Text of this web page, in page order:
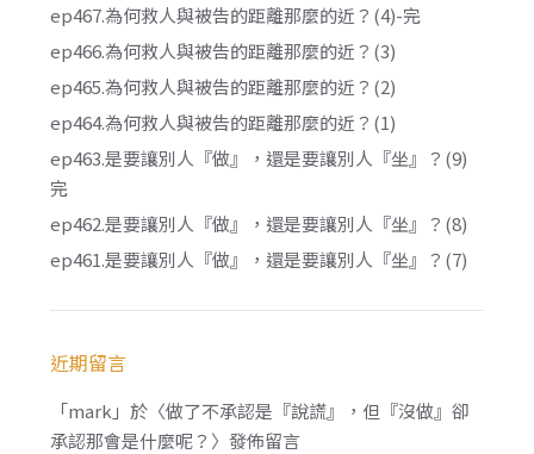
ep467.為何救人與被告的距離那麼的近？(4)-完
ep466.為何救人與被告的距離那麼的近？(3)
ep465.為何救人與被告的距離那麼的近？(2)
ep464.為何救人與被告的距離那麼的近？(1)
ep463.是要讓別人『做』，還是要讓別人『坐』？(9)
完
ep462.是要讓別人『做』，還是要讓別人『坐』？(8)
ep461.是要讓別人『做』，還是要讓別人『坐』？(7)
近期留言
「mark 」於〈做了不承認是『說謊』，但『沒做』卻
承認那會是什麼呢？ 〉發佈留言